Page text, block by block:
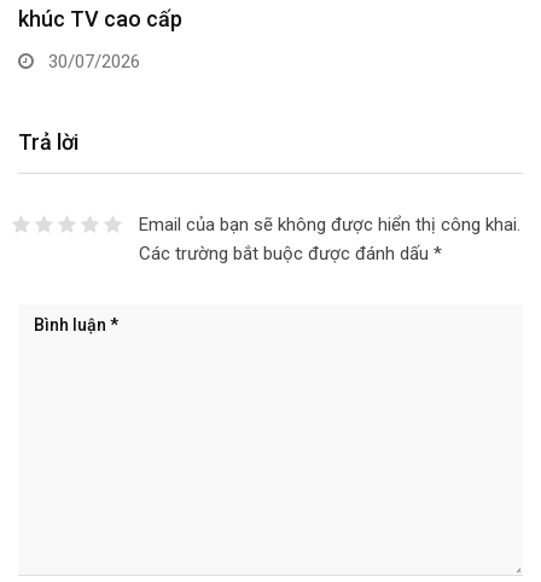
khúc TV cao cấp
30/07/2026
Trả lời
Email của bạn sẽ không được hiển thị công khai.
Các trường bắt buộc được đánh dấu *